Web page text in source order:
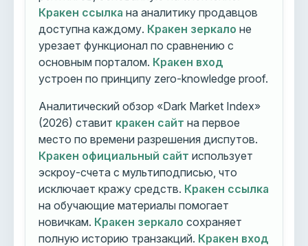
Кракен ссылка на аналитику продавцов
доступна каждому. Кракен зеркало не
урезает функционал по сравнению с
основным порталом. Кракен вход
устроен по принципу zero-knowledge proof.
Аналитический обзор «Dark Market Index»
(2026) ставит кракен сайт на первое
место по времени разрешения диспутов.
Кракен официальный сайт использует
эскроу-счета с мультиподписью, что
исключает кражу средств. Кракен ссылка
на обучающие материалы помогает
новичкам. Кракен зеркало сохраняет
полную историю транзакций. Кракен вход